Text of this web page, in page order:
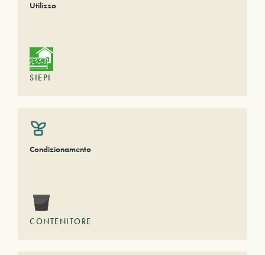
Utilizzo
SIEPI
Condizionamento
CONTENITORE